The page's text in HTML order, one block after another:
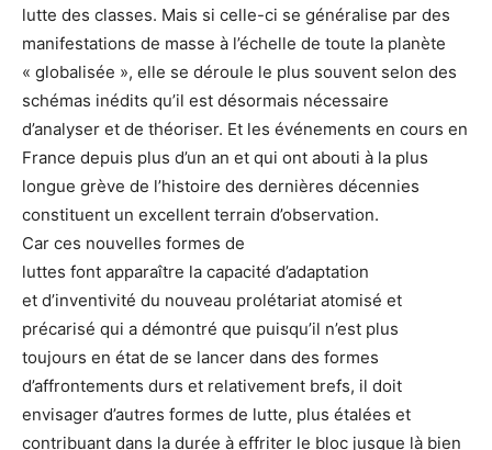
lutte des classes. Mais si celle-ci se généralise par des
manifestations de masse à l’échelle de toute la planète
« globalisée », elle se déroule le plus souvent selon des
schémas inédits qu’il est désormais nécessaire
d’analyser et de théoriser. Et les événements en cours en
France depuis plus d’un an et qui ont abouti à la plus
longue grève de l’histoire des dernières décennies
constituent un excellent terrain d’observation.
Car ces nouvelles formes de
luttes font apparaître la capacité d’adaptation
et d’inventivité du nouveau prolétariat atomisé et
précarisé qui a démontré que puisqu’il n’est plus
toujours en état de se lancer dans des formes
d’affrontements durs et relativement brefs, il doit
envisager d’autres formes de lutte, plus étalées et
contribuant dans la durée à effriter le bloc jusque là bien